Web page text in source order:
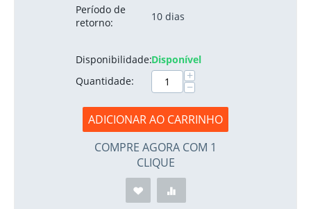
Período de
retorno:
10 dias
Disponibilidade:Disponível
Quantidade:
+
−
ADICIONAR AO CARRINHO
COMPRE AGORA COM 1
CLIQUE